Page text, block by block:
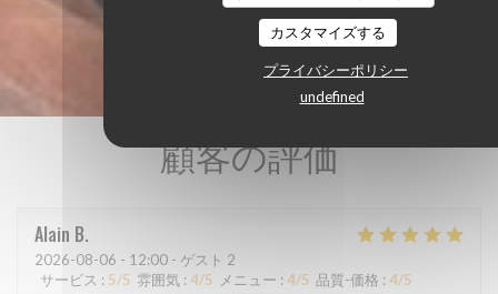
カスタマイズする
プライバシーポリシー
undefined
顧客の評価
Alain B
2026-08-06 - 12:00 - ゲスト 2
サービス : 5/5 雰囲気 : 4/5 メニュー : 4/5 品質-価格 : 4/5